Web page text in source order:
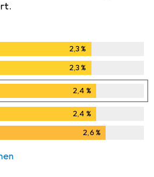
2,3%
2,3%
2,4 %
2,4 %
2,6%